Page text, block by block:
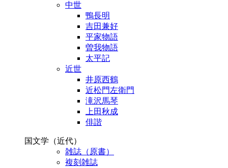
中世
鴨長明
吉田兼好
平家物語
曽我物語
太平記
近世
井原西鶴
近松門左衛門
滝沢馬琴
上田秋成
俳諧
国文学（近代）
雑誌（原書）
複刻雑誌